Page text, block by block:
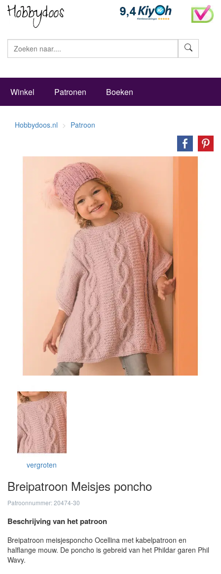
Winkel Patronen Boeken
Hobbydoos.nl Patroon
vergroten
Breipatroon Meisjes poncho
Patroonnummer: 20474-30
Beschrijving van het patroon
Breipatroon meisjesponcho Ocellina met kabelpatroon en
halflange mouw. De poncho is gebreid van het Phildar garen Phil
Wavy.